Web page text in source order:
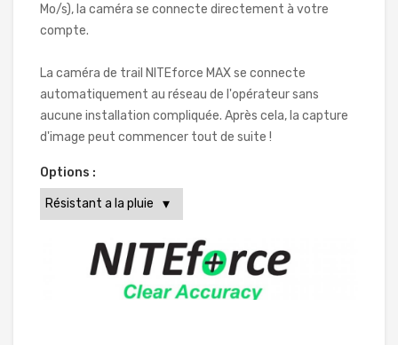
Mo/s), la caméra se connecte directement à votre
compte.
La caméra de trail NITEforce MAX se connecte
automatiquement au réseau de l'opérateur sans
aucune installation compliquée. Après cela, la capture
d'image peut commencer tout de suite !
Options :